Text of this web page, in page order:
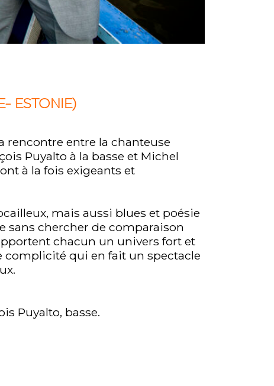
ESTONIE)
rencontre entre la chanteuse
Puyalto à la basse et Michel
à la fois exigeants et
mais aussi blues et poésie
sans chercher de comparaison
chacun un univers fort et
complicité qui en fait un spectacle
Puyalto, basse.